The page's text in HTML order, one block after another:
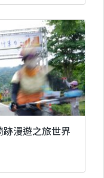
漫遊之旅世界